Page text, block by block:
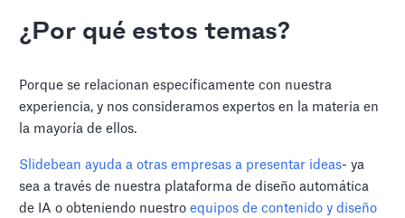
¿Por qué estos temas?
Porque se relacionan específicamente con nuestra
experiencia, y nos consideramos expertos en la materia en
la mayoría de ellos.
Slidebean ayuda a otras empresas a presentar ideas- ya
sea a través de nuestra plataforma de diseño automática
de IA o obteniendo nuestroequipos de contenido y diseño